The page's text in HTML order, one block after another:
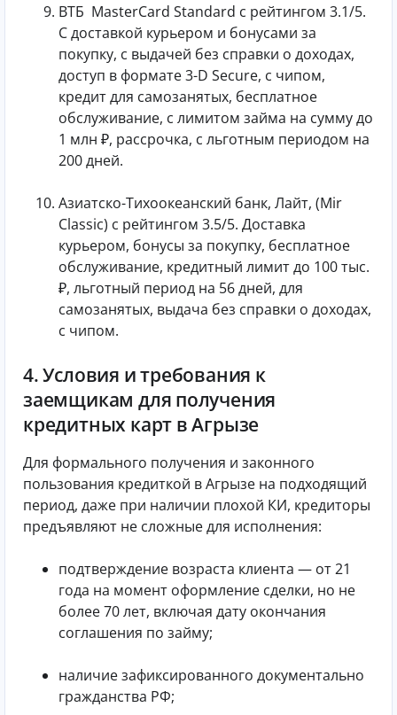
ВТБ MasterCard Standard с рейтингом 3.1/5.
С доставкой курьером и бонусами за
покупку, с выдачей без справки о доходах,
доступ в формате 3-D Secure, с чипом,
кредит для самозанятых, бесплатное
обслуживание, с лимитом займа на сумму до
1 млн ₽, рассрочка, с льготным периодом на
200 дней.
Азиатско-Тихоокеанский банк, Лайт, (Mir
Classic) с рейтингом 3.5/5. Доставка
курьером, бонусы за покупку, бесплатное
обслуживание, кредитный лимит до 100 тыс.
₽, льготный период на 56 дней, для
самозанятых, выдача без справки о доходах,
с чипом.
4. Условия и требования к
заемщикам для получения
кредитных карт в Агрызе
Для формального получения и законного
пользования кредиткой в Агрызе на подходящий
период, даже при наличии плохой КИ, кредиторы
предъявляют не сложные для исполнения:
подтверждение возраста клиента — от 21
года на момент оформление сделки, но не
более 70 лет, включая дату окончания
соглашения по займу;
наличие зафиксированного документально
гражданства РФ;